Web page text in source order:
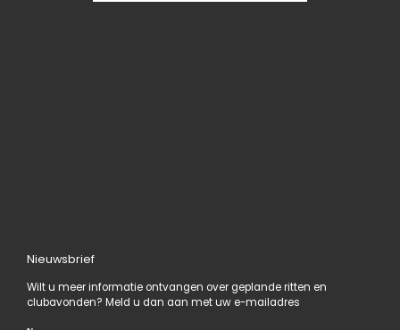
Nieuwsbrief
Wilt u meer informatie ontvangen over geplande ritten en
clubavonden? Meld u dan aan met uw e-mailadres